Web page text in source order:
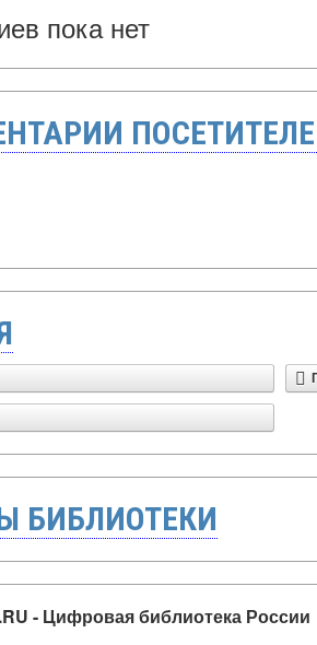
пока нет
БИБЛИОТЕКИ
- Цифровая библиотека России